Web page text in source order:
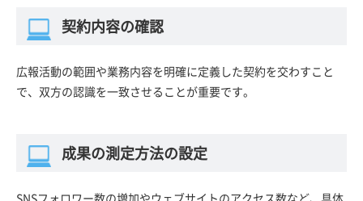
契約内容の確認
広報活動の範囲や業務内容を明確に定義した契約を交わすこと
で、双方の認識を一致させることが重要です。
成果の測定方法の設定
SNSフォロワー数の増加やウェブサイトのアクセス数など、具体